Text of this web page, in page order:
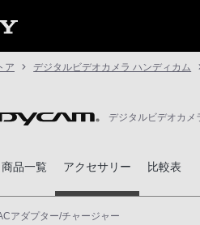
ア デジタルビデオカメラ ハンディカム
デジタルビデオカメ
商品一覧 アクセサリー 比較表
アダプター/チャージャー